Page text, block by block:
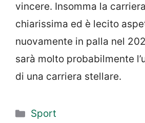
vincere. Insomma la
chiarissima ed è lecito
nuovamente in palla nel
sarà molto probabilmente
di una carriera stellare.
Categorie
Sport